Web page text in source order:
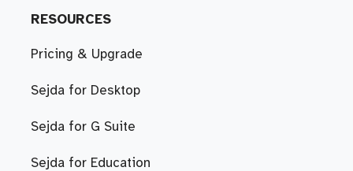
RESOURCES
Pricing & Upgrade
Sejda for Desktop
Sejda for G Suite
Sejda for Education